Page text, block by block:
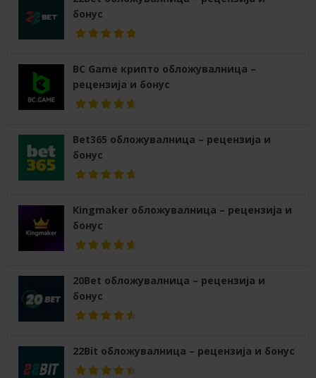
бонус
BC Game крипто обложувалница –
рецензија и бонус
Bet365 обложувалница – рецензија и
бонус
Kingmaker обложувалница – рецензија и
бонус
20Bet обложувалница – рецензија и
бонус
22Bit обложувалница – рецензија и бонус